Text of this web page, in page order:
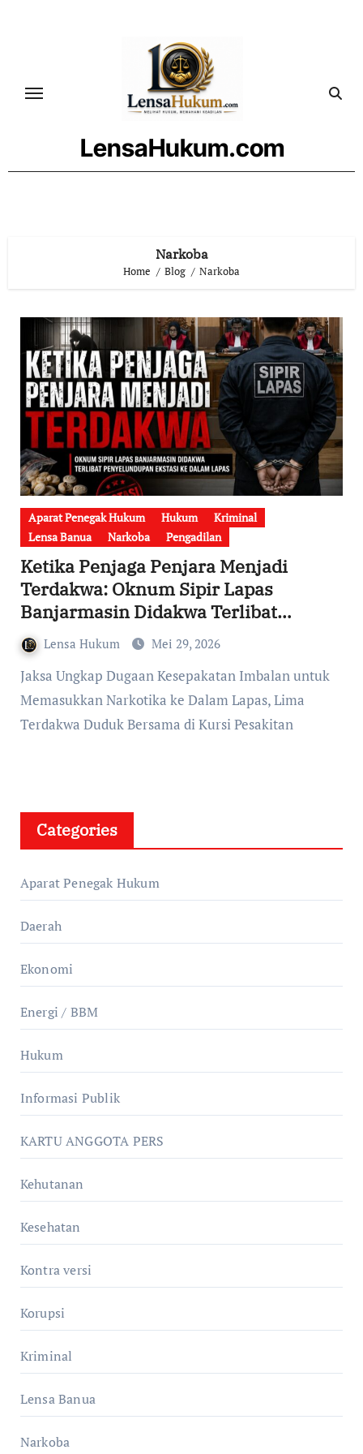
LensaHukum.com
Narkoba
Home Blog Narkoba
Aparat Penegak Hukum Hukum
Kriminal
Lensa Banua
Narkoba Pengadilan
Ketika Penjaga Penjara Menjadi
Terdakwa: Oknum Sipir Lapas
Banjarmasin Didakwa Terlibat
Penyelundupan Ekstasi
Lensa Hukum Mei 29, 2026
Jaksa Ungkap Dugaan Kesepakatan Imbalan untuk
Memasukkan Narkotika ke Dalam Lapas, Lima
Terdakwa Duduk Bersama di Kursi Pesakitan
Categories
Aparat Penegak Hukum
Daerah
Ekonomi
Energi / BBM
Hukum
Informasi Publik
KARTU ANGGOTA PERS
Kehutanan
Kesehatan
Kontra versi
Korupsi
Kriminal
Lensa Banua
Narkoba